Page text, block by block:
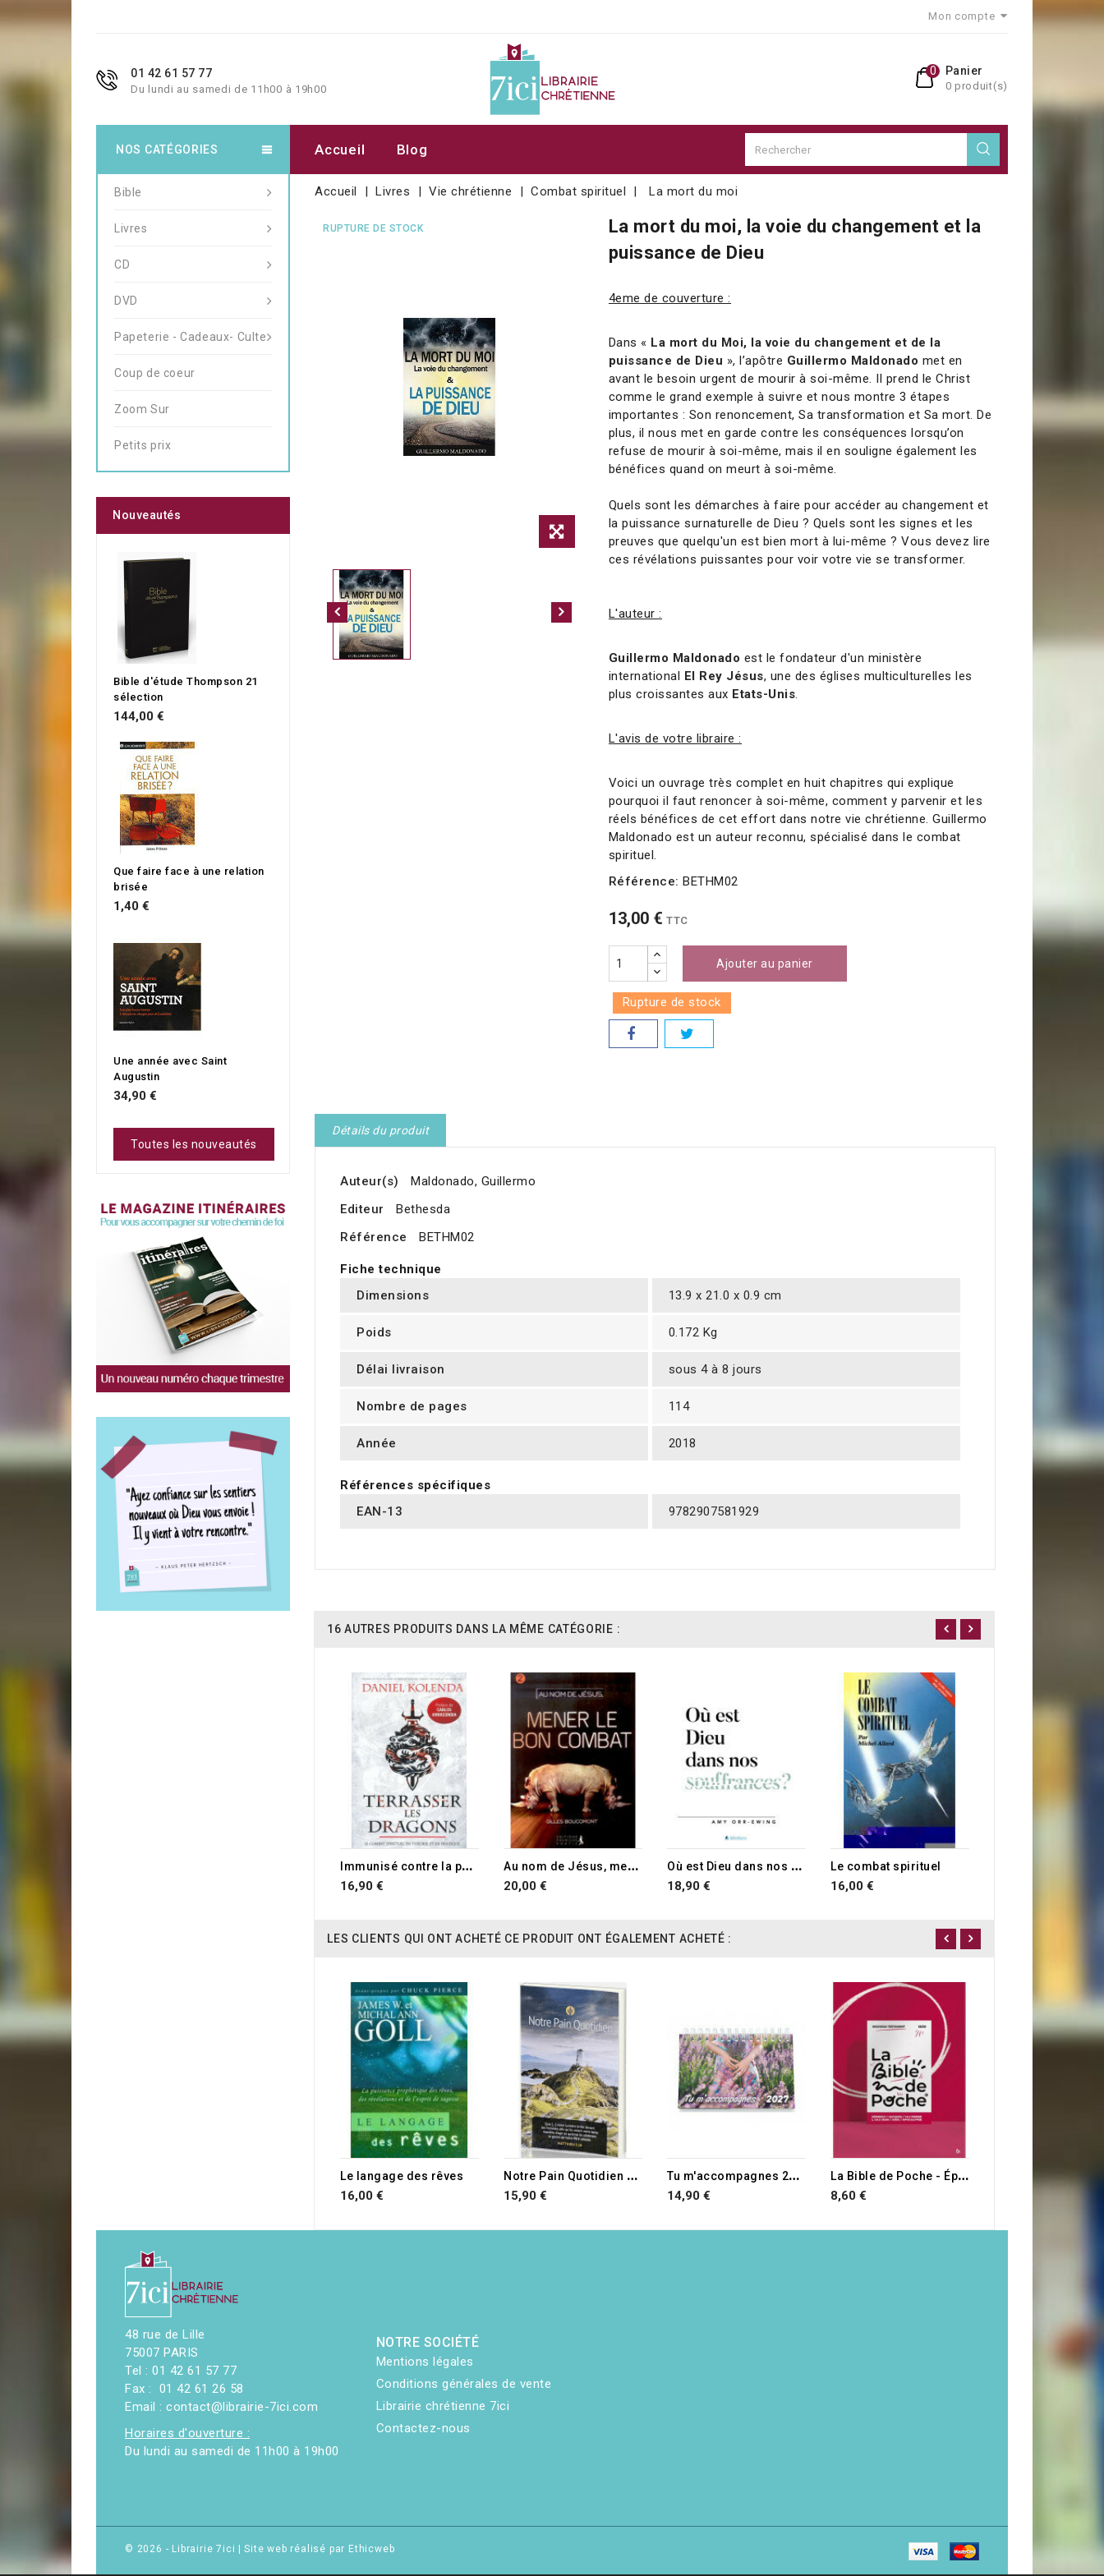
Mon compte
01 42 61 57 77
Du lundi au samedi de 11h00 à 19h00
Panier
0 produit(s)
0
Accueil Blog
Accueil Livres Vie chrétienne Combat spirituel La mort du moi
RUPTURE DE STOCK
La mort du moi, la voie du changement et la
puissance de Dieu
4eme de couverture :
Dans « La mort du Moi, la voie du changement et de la
puissance de Dieu », l’apôtre Guillermo Maldonado met en
avant le besoin urgent de mourir à soi-même. Il prend le Christ
comme le grand exemple à suivre et nous montre 3 étapes
importantes : Son renoncement, Sa transformation et Sa mort. De
plus, il nous met en garde contre les conséquences lorsqu’on
refuse de mourir à soi-même, mais il en souligne également les
bénéfices quand on meurt à soi-même.
Quels sont les démarches à faire pour accéder au changement et
la puissance surnaturelle de Dieu ? Quels sont les signes et les
preuves que quelqu'un est bien mort à lui-même ? Vous devez lire
ces révélations puissantes pour voir votre vie se transformer.
L'auteur :
Guillermo Maldonado est le fondateur d'un ministère
international El Rey Jésus, une des églises multiculturelles les
plus croissantes aux Etats-Unis.
L'avis de votre libraire :
Voici un ouvrage très complet en huit chapitres qui explique
pourquoi il faut renoncer à soi-même, comment y parvenir et les
réels bénéfices de cet effort dans notre vie chrétienne. Guillermo
Maldonado est un auteur reconnu, spécialisé dans le combat
spirituel.
Référence: BETHM02
13,00 € TTC
Ajouter au panier
Rupture de stock
Détails du produit
Auteur(s)
Maldonado, Guillermo
Editeur
Bethesda
Référence
BETHM02
Fiche technique
Dimensions
13.9 x 21.0 x 0.9 cm
Poids 0.172 Kg
Délai livraison sous 4 à 8 jours
Nombre de pages 114
Année 2018
Références spécifiques
EAN-13
9782907581929
16 AUTRES PRODUITS DANS LA MÊME CATÉGORIE :
I
mmunisé contre la peur
16,90 €
A
u nom de Jésus, mener le bon combat
20,00 €
O
ù est Dieu dans nos souffrances ?
18,90 €
Le combat spirituel
16,00 €
L'heure de la
LES CLIENTS QUI ONT ACHETÉ CE PRODUIT ONT ÉGALEMENT ACHETÉ :
Le langage des rêves
16,00 €
N
otre Pain Quotidien VOL 36 Gros caractères
15,90 €
RUPTURE DE STOCK T
u m'accompagnes 2027
14,90 €
L
a Bible de Poche - Épîtres Générales, Apocalypse
8,60 €
12,99 €
NOS CATÉGORIES
Bible
Livres
CD
DVD
Papeterie - Cadeaux- Culte
Coup de coeur
Zoom Sur
Petits prix
Nouveautés
Bible d'étude Thompson 21
sélection
144,00 €
Que faire face à une relation
brisée
1,40 €
Une année avec Saint
Augustin
34,90 €
Toutes les nouveautés
48 rue de Lille
75007 PARIS
Tel : 01 42 61 57 77
Fax : 01 42 61 26 58
Email : contact@librairie-7ici.com
Horaires d'ouverture :
Du lundi au samedi de 11h00 à 19h00
NOTRE SOCIÉTÉ
Mentions légales
Conditions générales de vente
Librairie chrétienne 7ici
Contactez-nous
© 2026 - Librairie 7ici |Site web réalisé par Ethicweb